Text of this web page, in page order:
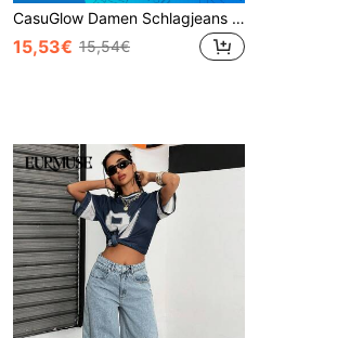
CasuGlow Damen Schlagjeans mit niedriger Taille, Y2K Street-Style
15,53€ 15,54€